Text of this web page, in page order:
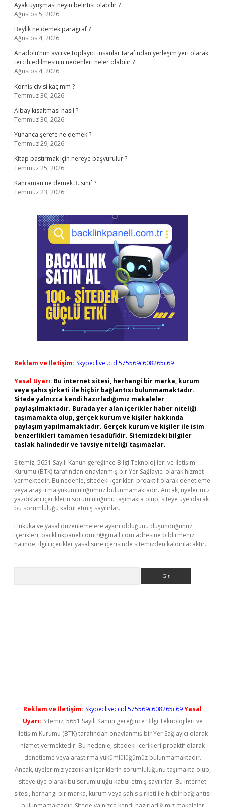
Ayak uyuşması neyin belirtisi olabilir ?
Ağustos 5, 2026
Beylik ne demek paragraf ?
Ağustos 4, 2026
Anadolu’nun avcı ve toplayıcı insanlar tarafından yerleşim yeri olarak
tercih edilmesinin nedenleri neler olabilir ?
Ağustos 4, 2026
Korniş çivisi kaç mm ?
Temmuz 30, 2026
Albay kısaltması nasıl ?
Temmuz 30, 2026
Yunanca şerefe ne demek ?
Temmuz 29, 2026
Kitap bastırmak için nereye başvurulur ?
Temmuz 25, 2026
Kahraman ne demek 3. sınıf ?
Temmuz 23, 2026
Reklam ve İletişim: Skype: live:.cid.575569c608265c69
Yasal Uyarı: Bu internet sitesi, herhangi bir marka, kurum
veya şahıs şirketi ile hiçbir bağlantısı bulunmamaktadır.
Sitede yalnızca kendi hazırladığımız makaleler
paylaşılmaktadır. Burada yer alan içerikler haber niteliği
taşımamakta olup, gerçek kurum ve kişiler hakkında
paylaşım yapılmamaktadır. Gerçek kurum ve kişiler ile isim
benzerlikleri tamamen tesadüfidir. Sitemizdeki bilgiler
taslak halindedir ve tavsiye niteliği taşımazlar.
Sitemiz, 5651 Sayılı Kanun gereğince Bilgi Teknolojileri ve İletişim
Kurumu (BTK) tarafından onaylanmış bir Yer Sağlayıcı olarak hizmet
vermektedir. Bu nedenle, sitedeki içerikleri proaktif olarak denetleme
veya araştırma yükümlülüğümüz bulunmamaktadır. Ancak, üyelerimiz
yazdıkları içeriklerin sorumluluğunu taşımakta olup, siteye üye olarak
bu sorumluluğu kabul etmiş sayılırlar.
Hukuka ve yasal düzenlemelere aykırı olduğunu düşündüğünüz
içerikleri, backlinkpanelicomtr@gmail.com adresine bildirmeniz
halinde, ilgili içerikler yasal süre içerisinde sitemizden kaldırılacaktır.
Reklam ve İletişim: Skype: live:.cid.575569c608265c69Yasal
Uyarı: Sitemiz, 5651 Sayılı Kanun gereğince Bilgi Teknolojileri ve
İletişim Kurumu (BTK) tarafından onaylanmış bir Yer Sağlayıcı olarak
hizmet vermektedir. Bu nedenle, sitedeki içerikleri proaktif olarak
denetleme veya araştırma yükümlülüğümüz bulunmamaktadır.
Ancak, üyelerimiz yazdıkları içeriklerin sorumluluğunu taşımakta olup,
siteye üye olarak bu sorumluluğu kabul etmiş sayılırlar. Bu internet
sitesi, herhangi bir marka, kurum veya şahıs şirketi ile hiçbir bağlantısı